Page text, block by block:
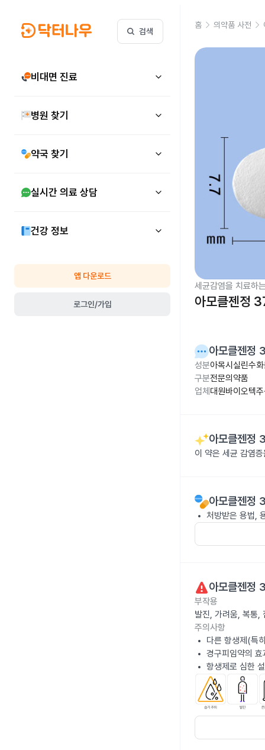
검색
비대면 진료
병원 찾기
약국 찾기
실시간 의료 상담
건강 정보
앱 다운로드
로그인/가입
홈 의약품 사전
세균감염을 치료하
아모클젠정
아모클젠정
성분아목시실린수
구분전문의약품
업체 대원바이오텍
아모클젠정
이 약은 세균 감염
아모클젠정
처방받은 용법,
아모클젠정
부작용
발진, 가려움, 복통,
주의사항
다른 항생제(특
경구피임약의
항생제로 심한